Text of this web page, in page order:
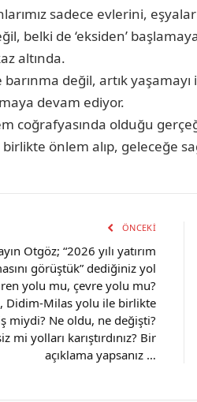
sadece evlerini,
belki de ‘eksiden’
altında.
değil, artık
devam ediyor.
coğrafyasında olduğu
önlem alıp, geleceğe
ÖNCEKI
Otgöz; “2026 yılı yatırım
görüştük” dediğiniz yol
yolu mu, çevre yolu mu?
Didim-Milas yolu ile birlikte
miydi? Ne oldu, ne değişti?
mi yolları karıştırdınız? Bir
açıklama yapsanız …